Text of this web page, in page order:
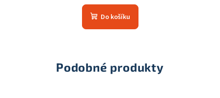
Do košíku
Podobné produkty